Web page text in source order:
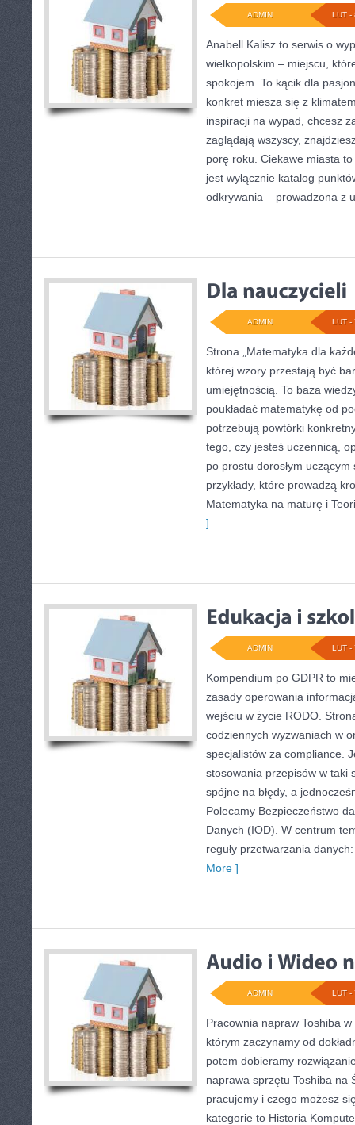
LUT -
ADMIN
Anabell Kalisz to serwis o
wielkopolskim – miejscu,
spokojem. To kącik dla
konkret miesza się z
inspiracji na wypad, chcesz
zaglądają wszyscy,
porę roku. Ciekawe miasta
jest wyłącznie katalog
odkrywania – prowadzona z
LUT -
ADMIN
Strona „Matematyka dla
której wzory przestają być
umiejętnością. To baza
poukładać matematykę od
potrzebują powtórki
tego, czy jesteś uczennicą,
po prostu dorosłym
przykłady, które prowadzą
Matematyka na maturę i
]
LUT -
ADMIN
Kompendium po GDPR to
zasady operowania
wejściu w życie RODO.
codziennych wyzwaniach w
specjalistów za compliance.
stosowania przepisów w taki
spójne na błędy, a
Polecamy Bezpieczeństwo
Danych (IOD). W centrum
reguły przetwarzania
More ]
LUT -
ADMIN
Pracownia napraw Toshiba
którym zaczynamy od
potem dobieramy
naprawa sprzętu Toshiba na
pracujemy i czego możesz
kategorie to Historia